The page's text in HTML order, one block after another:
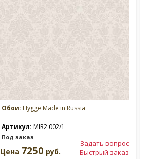
Обои: Hygge Made in Russia
Артикул: MIR2 002/1
Под заказ
Задать вопрос
Быстрый заказ
Цена 7250 руб.